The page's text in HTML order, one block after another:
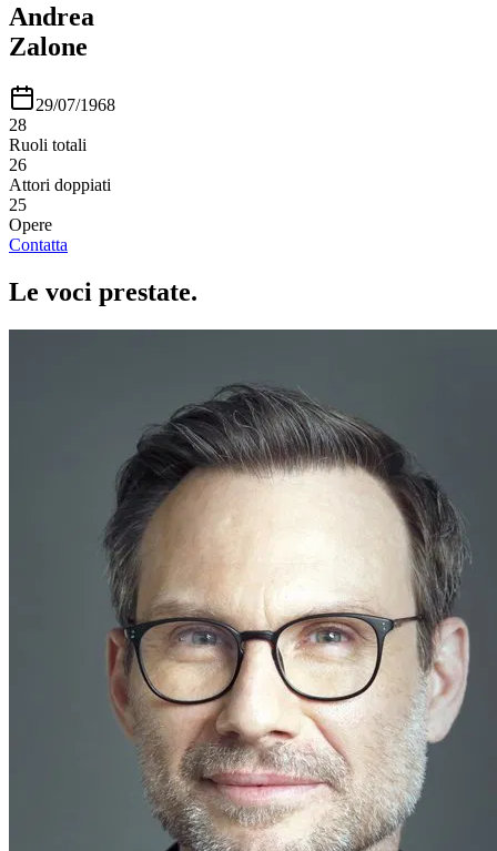
Andrea
Zalone
29/07/1968
28
Ruoli totali
26
Attori doppiati
25
Opere
Contatta
Le voci prestate.